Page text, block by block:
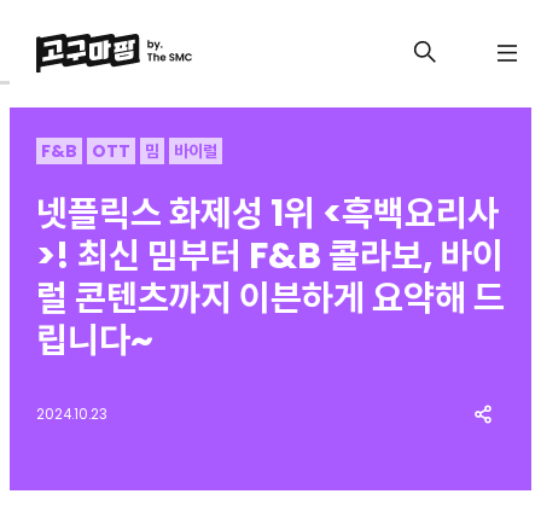
F&B OTT 밈 바이럴
넷플릭스 화제성 1위 <흑백요리사
>! 최신 밈부터 F&B 콜라보, 바이
럴 콘텐츠까지 이븐하게 요약해 드
립니다~
2024.10.23